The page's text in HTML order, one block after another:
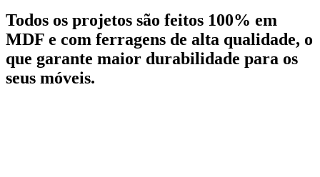
Todos os projetos são feitos 100% em
MDF e com ferragens de alta qualidade, o
que garante maior durabilidade para os
seus móveis.